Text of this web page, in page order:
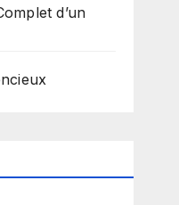
d’un